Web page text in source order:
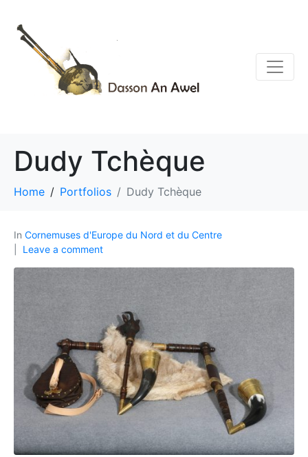
Dudy Tchèque
Home Portfolios Dudy Tchèque
In Cornemuses d'Europe du Nord et du Centre
Leave a comment